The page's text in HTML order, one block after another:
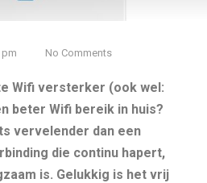
pm No Comments
Wifi versterker (ook wel:
beter Wifi bereik in huis?
vervelender dan een
die continu hapert,
is. Gelukkig is het vrij